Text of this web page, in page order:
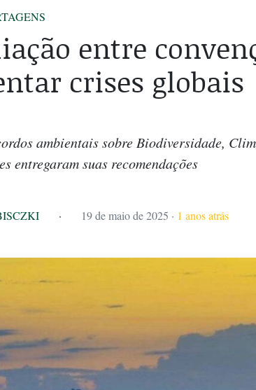
entre
crises globais
ambientais sobre Biodiversidade,
entregaram suas recomendações
· 19 de maio de 2025 · 1 anos atrás